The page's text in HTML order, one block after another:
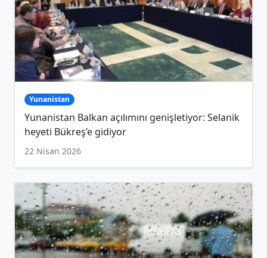
Yunanistan
Yunanistan Balkan açılımını genişletiyor: Selanik
heyeti Bükreş’e gidiyor
22 Nisan 2026